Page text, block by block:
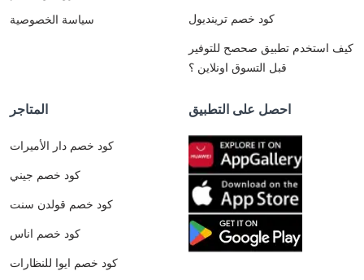
سياسة الخصوصية
كود خصم ترينديول
كيف استخدم تطبيق صحصح للتوفير
قبل التسوق اونلاين ؟
المتاجر
كود خصم دار الأميرات
كود خصم جيني
كود خصم قولدن سنت
كود خصم اناس
كود خصم ايوا للنظارات
احصل على التطبيق